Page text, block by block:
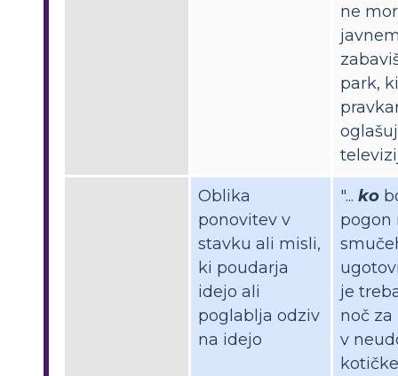
ne
park,
Oblika
ponovitev v
stavku ali misli,
ki poudarja
idejo ali
poglablja odziv
na idejo
"... ko
pogon
je
noč za
v
kotičke